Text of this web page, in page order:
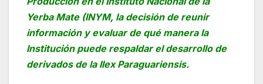
Yerba Mate (INYM, la decisión de reunir
información y evaluar de qué manera la
Institución puede respaldar el desarrollo de
derivados de la Ilex Paraguariensis.